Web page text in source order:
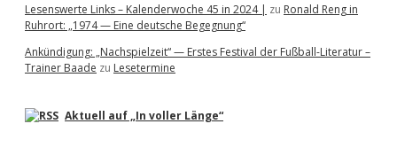
Lesenswerte Links – Kalenderwoche 45 in 2024 | zu Ronald Reng in
Ruhrort: „1974 — Eine deutsche Begegnung“
Ankündigung: „Nachspielzeit“ — Erstes Festival der Fußball-Literatur –
Trainer Baade zu Lesetermine
Aktuell auf „In voller Länge“